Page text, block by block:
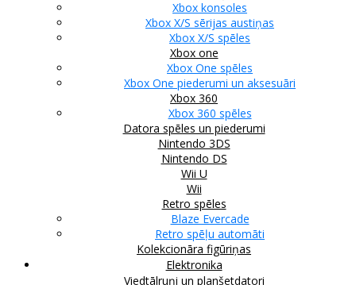
Xbox konsoles
Xbox X/S sērijas austiņas
Xbox X/S spēles
Xbox one
Xbox One spēles
Xbox One piederumi un aksesuāri
Xbox 360
Xbox 360 spēles
Datora spēles un piederumi
Nintendo 3DS
Nintendo DS
Wii U
Wii
Retro spēles
Blaze Evercade
Retro spēļu automāti
Kolekcionāra figūriņas
Elektronika
Viedtālruņi un planšetdatori